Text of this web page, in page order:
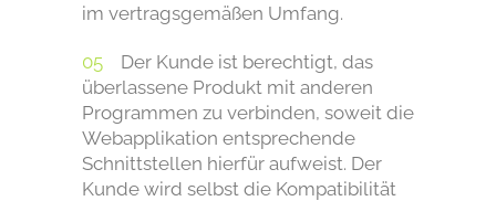
im vertragsgemäßen Umfang.
Der Kunde ist berechtigt, das
überlassene Produkt mit anderen
Programmen zu verbinden, soweit die
Webapplikation entsprechende
Schnittstellen hierfür aufweist. Der
Kunde wird selbst die Kompatibilität